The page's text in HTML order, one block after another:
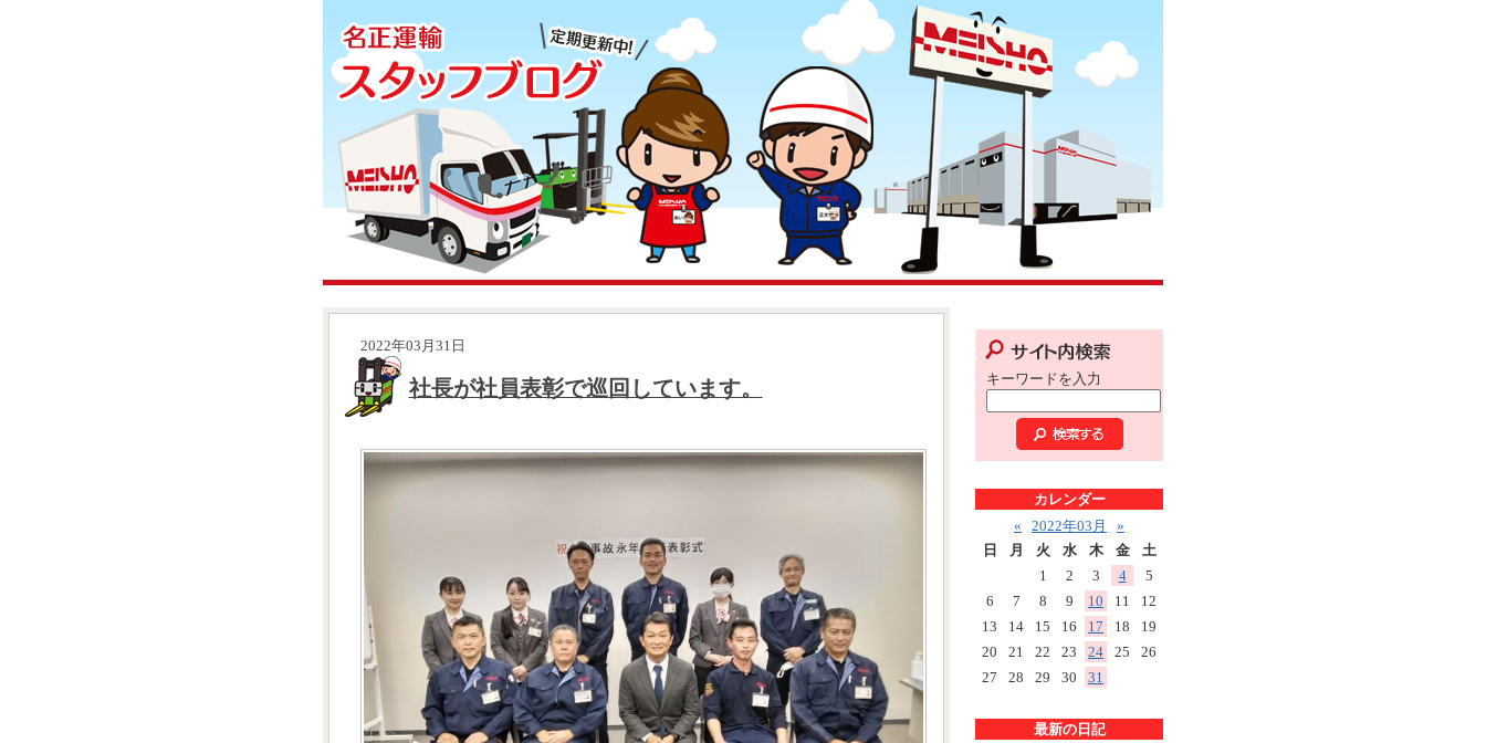
2022年03月31日
社長が社員表彰で巡回しています。 キーワードを入力
カレンダー
«
2022年03月
»
日
月 火 水 木 金
土
1
2 3 4
5
6
7 8 9 10 11
12
13
14 15 16 17 18
19
20
21 22 23 24 25
26
27
28 29 30 31
最新の日記